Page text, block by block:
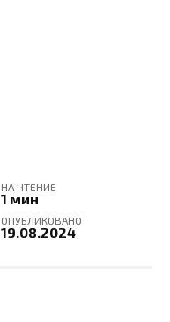
НА ЧТЕНИЕ
1 мин
ОПУБЛИКОВАНО
19.08.2024